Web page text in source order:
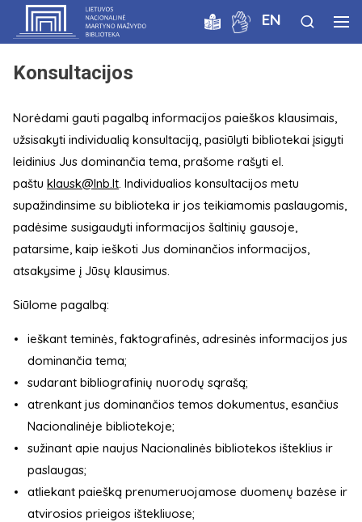
EN
Konsultacijos
Norėdami gauti pagalbą informacijos paieškos klausimais,
užsisakyti individualią konsultaciją, pasiūlyti bibliotekai įsigyti
leidinius Jus dominančia tema, prašome rašyti el.
paštu klausk@lnb.lt . Individualios konsultacijos metu
supažindinsime su biblioteka ir jos teikiamomis paslaugomis,
padėsime susigaudyti informacijos šaltinių gausoje,
patarsime, kaip ieškoti Jus dominančios informacijos,
atsakysime į Jūsų klausimus.
Siūlome pagalbą:
ieškant teminės, faktografinės, adresinės informacijos jus
dominančia tema;
sudarant bibliografinių nuorodų sąrašą;
atrenkant jus dominančios temos dokumentus, esančius
Nacionalinėje bibliotekoje;
sužinant apie naujus Nacionalinės bibliotekos išteklius ir
paslaugas;
atliekant paiešką prenumeruojamose duomenų bazėse ir
atvirosios prieigos ištekliuose;